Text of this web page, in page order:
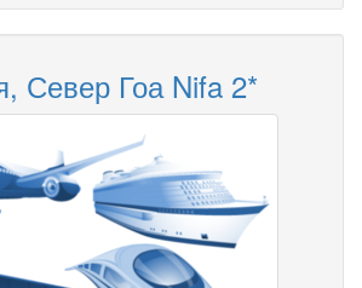
Север Гоа Nifa 2*